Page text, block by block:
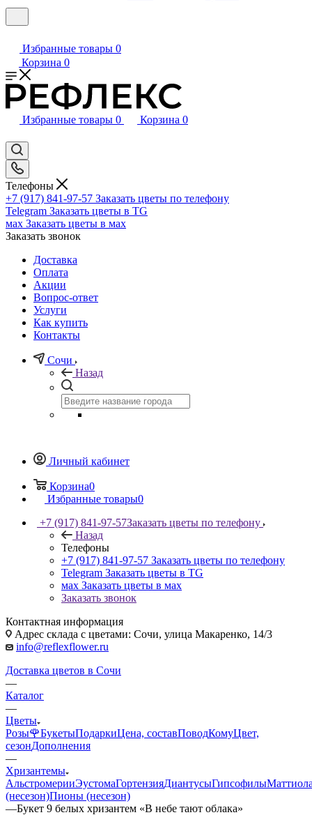
Избранные товары 0
Корзина 0
Избранные товары 0 Корзина 0
Телефоны
+7 (917) 841-97-57 Заказать цветы по телефону
Telegram Заказать цветы в TG
мах Заказать цветы в мах
Заказать звонок
Доставка
Оплата
Акции
Вопрос-ответ
Услуги
Как купить
Контакты
Сочи
Назад
Личный кабинет
Корзина0
Избранные товары0
+7 (917) 841-97-57Заказать цветы по телефону
Назад
Телефоны
+7 (917) 841-97-57 Заказать цветы по телефону
Telegram Заказать цветы в TG
мах Заказать цветы в мах
Заказать звонок
Контактная информация
Адрес склада с цветами: Сочи, улица Макаренко, 14/3
info@reflexflower.ru
Доставка цветов в Сочи
—
Каталог
—
Цветы
Розы🌹БукетыПодаркиЦена, составПоводКомуЦвет,
сезонДополнения
—
Хризантемы
АльстромерииЭустомаГортензияДиантусыГипсофилы
(несезон)Пионы (несезон)
—Букет 9 белых хризантем «В небе тают облака»